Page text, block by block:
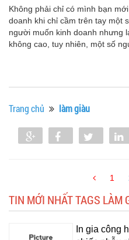
Không phải chỉ có mình bạn
doanh khi chỉ cầm trên tay một
người muốn kinh doanh nhưng
không cao, tuy nhiên, một số
Trang chủ làm giàu
Share Share Tweet
1
TIN MỚI NHẤT TAGS LÀM
In gia công